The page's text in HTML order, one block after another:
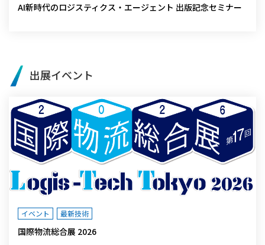
AI新時代のロジスティクス・エージェント 出版記念セミナー
出展イベント
イベント 最新技術
国際物流総合展 2026